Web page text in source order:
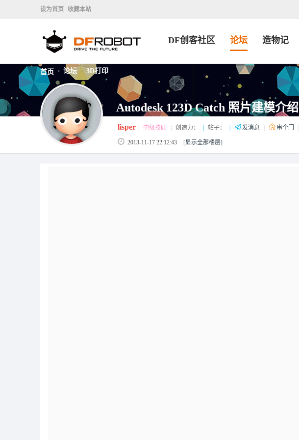
设为首页 收藏本站
DF创客社区 论坛 造物记
首页 > 论坛 > 3D打印
Autodesk 123D Catch 照片建模介绍
lisper 中级技匠 创造力： 帖子： 发消息 串个门
2013-11-17 22:12:43 [显示全部楼层]